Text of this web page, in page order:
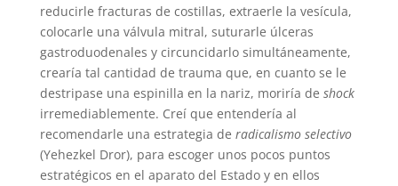
reducirle fracturas de costillas, extraerle la vesícula,
colocarle una válvula mitral, suturarle úlceras
gastroduodenales y circuncidarlo simultáneamente,
crearía tal cantidad de trauma que, en cuanto se le
destripase una espinilla en la nariz, moriría de shock
irremediablemente. Creí que entendería al
recomendarle una estrategia de radicalismo selectivo
(Yehezkel Dror), para escoger unos pocos puntos
estratégicos en el aparato del Estado y en ellos